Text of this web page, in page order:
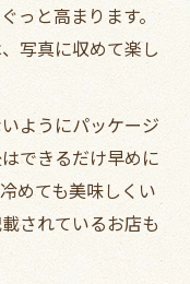
っと高まります。
写真に収めて楽し
ようにパッケージ
できるだけ早めに
めても美味しくい
されているお店も